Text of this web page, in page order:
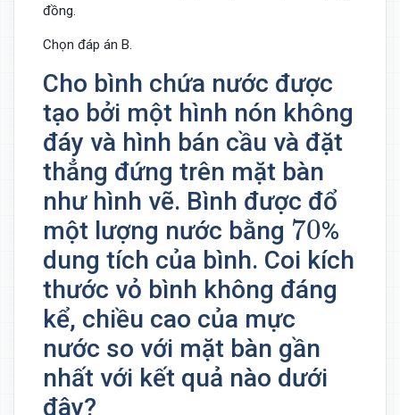
đồng.
Chọn đáp án B.
Cho bình chứa nước được
tạo bởi một hình nón không
đáy và hình bán cầu và đặt
thẳng đứng trên mặt bàn
như hình vẽ. Bình được đổ
một lượng nước bằng 70
70%
dung tích của bình. Coi kích
thước vỏ bình không đáng
kể, chiều cao của mực
nước so với mặt bàn gần
nhất với kết quả nào dưới
đây?